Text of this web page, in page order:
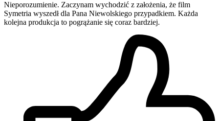
Nieporozumienie. Zaczynam wychodzić z założenia, że film
Symetria wyszedł dla Pana Niewolskiego przypadkiem. Każda
kolejna produkcja to pogrążanie się coraz bardziej.